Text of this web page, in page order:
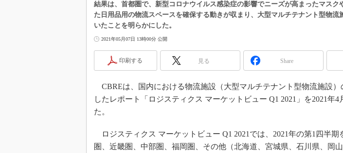
IGAS2018
結果は、首都圏で、新型コロナウイルス感染症の影響でニーズが高まったマスク
た日用品用の物流スペースを確保する動きが収まり、大型マルチテナント型物流
いたことを明らかにした。
2021年05月07日 13時00分 公開
印刷する 見る Share
CBREは、国内における物流施設（大型マルチテナント型物流施設）
したレポート「ロジスティクス マーケットビュー Q1 2021」を2021年4
た。
ロジスティクス マーケットビュー Q1 2021では、2021年の第1四半期
圏、近畿圏、中部圏、福岡圏、その他（北海道、宮城県、石川県、岡